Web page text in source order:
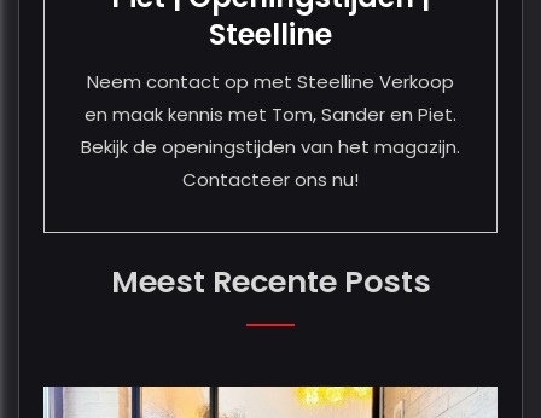
Steelline
Neem contact op met Steelline Verkoop
en maak kennis met Tom, Sander en Piet.
Bekijk de openingstijden van het magazijn.
Contacteer ons nu!
Meest Recente Posts